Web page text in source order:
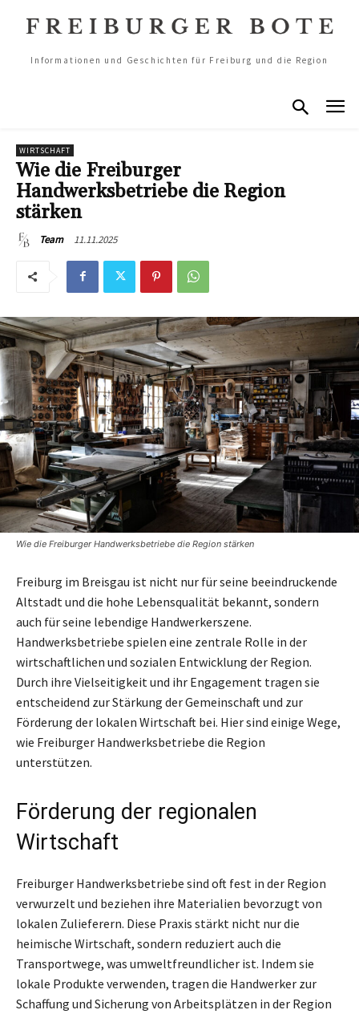
Informationen und Geschichten für Freiburg und die Region
WIRTSCHAFT
Wie die Freiburger
Handwerksbetriebe die Region
stärken
Team 11.11.2025
Wie die Freiburger Handwerksbetriebe die Region stärken
Freiburg im Breisgau ist nicht nur für seine beeindruckende
Altstadt und die hohe Lebensqualität bekannt, sondern
auch für seine lebendige Handwerkerszene.
Handwerksbetriebe spielen eine zentrale Rolle in der
wirtschaftlichen und sozialen Entwicklung der Region.
Durch ihre Vielseitigkeit und ihr Engagement tragen sie
entscheidend zur Stärkung der Gemeinschaft und zur
Förderung der lokalen Wirtschaft bei. Hier sind einige Wege,
wie Freiburger Handwerksbetriebe die Region
unterstützen.
Förderung der regionalen
Wirtschaft
Freiburger Handwerksbetriebe sind oft fest in der Region
verwurzelt und beziehen ihre Materialien bevorzugt von
lokalen Zulieferern. Diese Praxis stärkt nicht nur die
heimische Wirtschaft, sondern reduziert auch die
Transportwege, was umweltfreundlicher ist. Indem sie
lokale Produkte verwenden, tragen die Handwerker zur
Schaffung und Sicherung von Arbeitsplätzen in der Region